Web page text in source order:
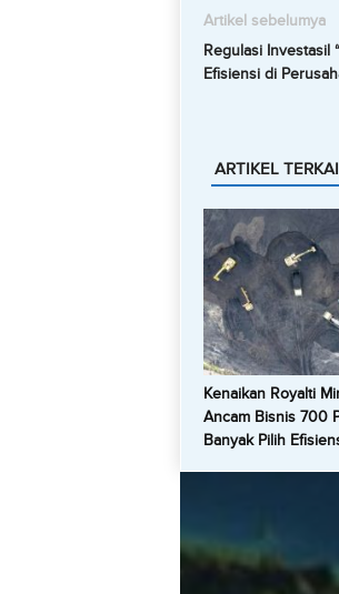
Artikel sebelumya
Regulasi Investasil
Efisiensi di
ARTIKEL
Kenaikan Royalti
Ancam Bisnis 700
Banyak Pilih